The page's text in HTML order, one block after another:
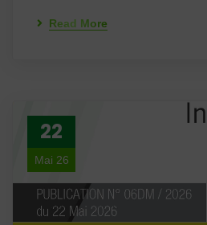
Read More
22
Mai 26